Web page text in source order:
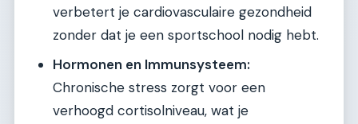
verbetert je cardiovasculaire gezondheid
zonder dat je een sportschool nodig hebt.
Hormonen en Immunsysteem:
Chronische stress zorgt voor een
verhoogd cortisolniveau, wat je